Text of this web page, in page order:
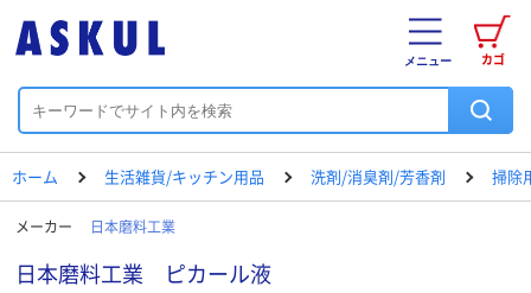
カゴ
メニュー
ホーム 生活雑貨/キッチン用品 洗剤/消臭剤/芳香剤 掃除
メーカー 日本磨料工業
日本磨料工業 ピカール液